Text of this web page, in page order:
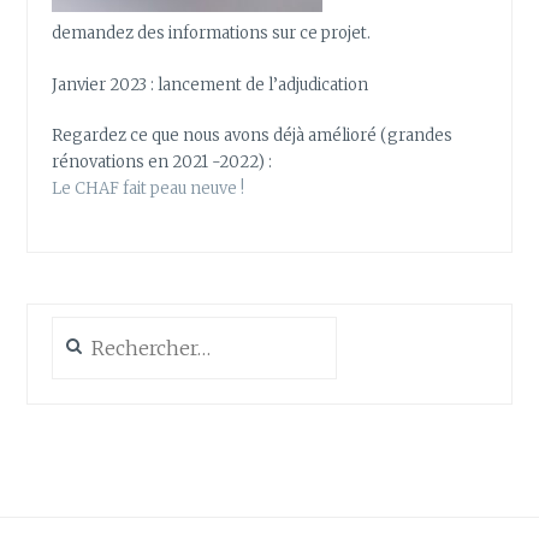
demandez des informations sur ce projet.
Janvier 2023 : lancement de l’adjudication
Regardez ce que nous avons déjà amélioré (grandes
rénovations en 2021 -2022) :
Le CHAF fait peau neuve !